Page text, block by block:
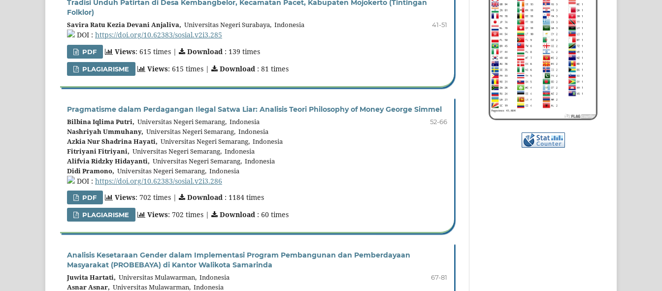
Tradisi Unduh Patirtan di Desa Kembangbelor, Kecamatan Pacet, Kabupaten Mojokerto (Tintingan
Folklor)
Savira Ratu Kezia Devani Anjaliva, Universitas Negeri Surabaya, Indonesia 41-51
DOI : https://doi.org/10.62383/sosial.v2i3.285
PDF Views: 615 times | Download : 139 times
PLAGIARISME Views: 615 times | Download : 81 times
Pragmatisme dalam Perdagangan Ilegal Satwa Liar: Analisis Teori Philosophy of Money George Simmel
Bilbina Iqlima Putri, Universitas Negeri Semarang, Indonesia
Nashriyah Ummuhany, Universitas Negeri Semarang, Indonesia
Azkia Nur Shadrina Hayati, Universitas Negeri Semarang, Indonesia
Fitriyani Fitriyani, Universitas Negeri Semarang, Indonesia
Alifvia Ridzky Hidayanti, Universitas Negeri Semarang, Indonesia
Didi Pramono, Universitas Negeri Semarang, Indonesia
52-66
DOI : https://doi.org/10.62383/sosial.v2i3.286
PDF Views: 702 times | Download : 1184 times
PLAGIARISME Views: 702 times | Download : 60 times
Analisis Kesetaraan Gender dalam Implementasi Program Pembangunan dan Pemberdayaan
Masyarakat (PROBEBAYA) di Kantor Walikota Samarinda
Juwita Hartati, Universitas Mulawarman, Indonesia
Asnar Asnar, Universitas Mulawarman, Indonesia
67-81